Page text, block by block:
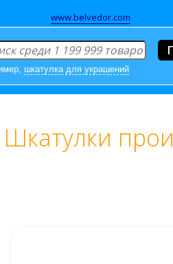
www.belvedor.com
шкатулка для украшений
Шкатулки